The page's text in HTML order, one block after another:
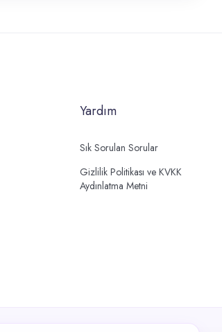
Yardım
Sık Sorulan Sorular
Gizlilik Politikası ve KVKK
Aydınlatma Metni